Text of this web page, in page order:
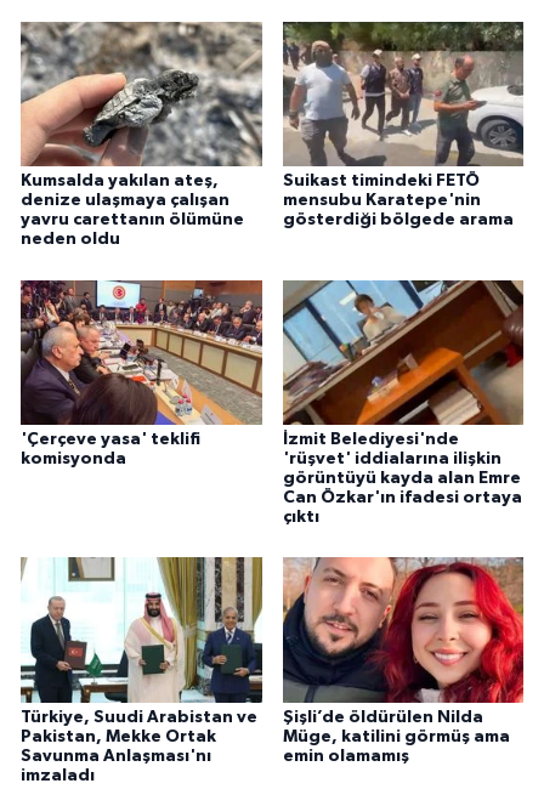
Kumsalda yakılan ateş,
denize ulaşmaya çalışan
yavru carettanın ölümüne
neden oldu
Suikast timindeki FETÖ
mensubu Karatepe'nin
gösterdiği bölgede arama
'Çerçeve yasa' teklifi
komisyonda
İzmit Belediyesi'nde
'rüşvet' iddialarına ilişkin
görüntüyü kayda alan Emre
Can Özkar'ın ifadesi ortaya
çıktı
Türkiye, Suudi Arabistan ve
Pakistan, Mekke Ortak
Savunma Anlaşması'nı
imzaladı
Şişli’de öldürülen Nilda
Müge, katilini görmüş ama
emin olamamış